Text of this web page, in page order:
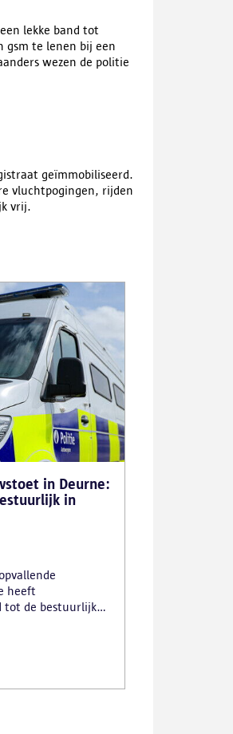
lekke band tot
gsm te lenen bij een
wezen de politie
geïmmobiliseerd.
vluchtpogingen, rijden
vrij.
in Deurne:
in
heeft
tot de bestuurlijke
De politie
van het
als gevolg had.